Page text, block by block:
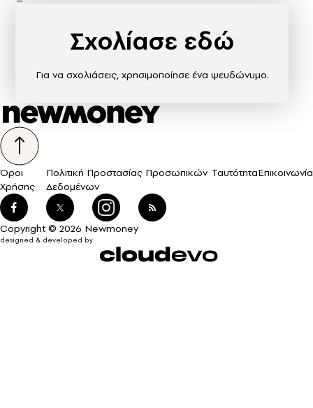
Σχολίασε εδώ
Για να σχολιάσεις, χρησιμοποίησε ένα ψευδώνυμο.
Όροι
Χρήσης
Πολιτική Προστασίας Προσωπικών
Δεδομένων
ΤαυτότηταΕπικοινωνία
Copyright © 2026 Newmoney
designed & developed by